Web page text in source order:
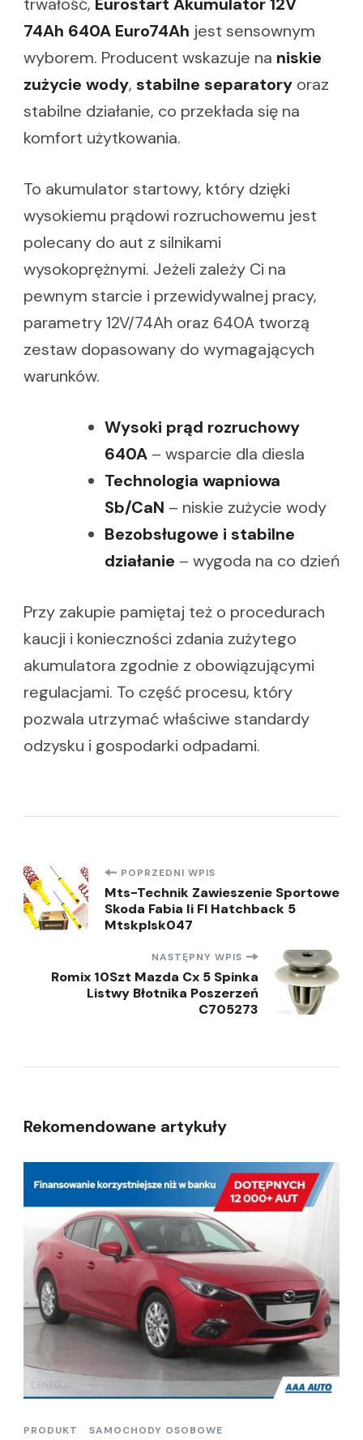
74Ah 640A Euro74Ah jest sensownym
wyborem. Producent wskazuje na niskie
zużycie wody, stabilne separatory oraz
stabilne działanie, co przekłada się na
komfort użytkowania.
To akumulator startowy, który dzięki
wysokiemu prądowi rozruchowemu jest
polecany do aut z silnikami
wysokoprężnymi. Jeżeli zależy Ci na
pewnym starcie i przewidywalnej pracy,
parametry 12V/74Ah oraz 640A tworzą
zestaw dopasowany do wymagających
warunków.
Wysoki prąd rozruchowy
640A – wsparcie dla diesla
Technologia wapniowa
Sb/CaN – niskie zużycie wody
Bezobsługowe i stabilne
działanie – wygoda na co dzień
Przy zakupie pamiętaj też o procedurach
kaucji i konieczności zdania zużytego
akumulatora zgodnie z obowiązującymi
regulacjami. To część procesu, który
pozwala utrzymać właściwe standardy
odzysku i gospodarki odpadami.
Nawigacja
wpisu
POPRZEDNI WPIS
Mts-Technik Zawieszenie Sportowe
Skoda Fabia Ii Fl Hatchback 5
Mtskplsk047
NASTĘPNY WPIS
Romix 10Szt Mazda Cx 5 Spinka
Listwy Błotnika Poszerzeń
C705273
Rekomendowane artykuły
PRODUKT SAMOCHODY OSOBOWE